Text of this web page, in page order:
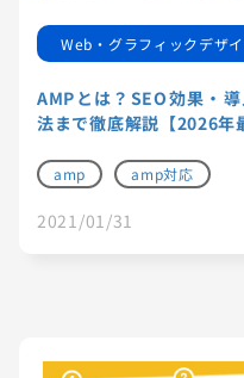
Web・グラフィックデザ
AMPとは？SEO効果・
法まで徹底解説【2026年
amp amp対応
2021/01/31